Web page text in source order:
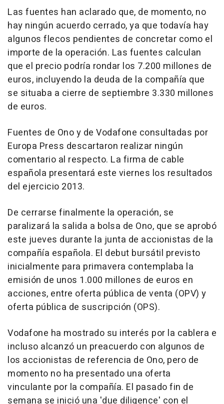
Las fuentes han aclarado que, de momento, no
hay ningún acuerdo cerrado, ya que todavía hay
algunos flecos pendientes de concretar como el
importe de la operación. Las fuentes calculan
que el precio podría rondar los 7.200 millones de
euros, incluyendo la deuda de la compañía que
se situaba a cierre de septiembre 3.330 millones
de euros.
Fuentes de Ono y de Vodafone consultadas por
Europa Press descartaron realizar ningún
comentario al respecto. La firma de cable
española presentará este viernes los resultados
del ejercicio 2013.
De cerrarse finalmente la operación, se
paralizará la salida a bolsa de Ono, que se aprobó
este jueves durante la junta de accionistas de la
compañía española. El debut bursátil previsto
inicialmente para primavera contemplaba la
emisión de unos 1.000 millones de euros en
acciones, entre oferta pública de venta (OPV) y
oferta pública de suscripción (OPS).
Vodafone ha mostrado su interés por la cablera e
incluso alcanzó un preacuerdo con algunos de
los accionistas de referencia de Ono, pero de
momento no ha presentado una oferta
vinculante por la compañía. El pasado fin de
semana se inició una 'due diligence' con el